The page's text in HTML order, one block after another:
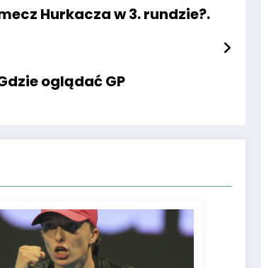
Hurkacza w 3. rundzie?.
oglądać GP